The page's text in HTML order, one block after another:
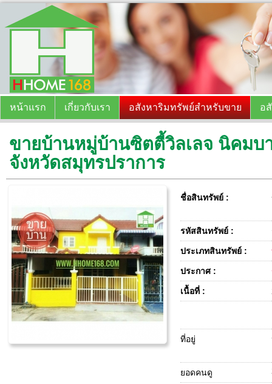
หน้าแรก เกี่ยวกับเรา อสังหาริมทรัพย์สำหรับขาย อ
ขายบ้านหมู่บ้านซิตตี้วิลเลจ นิคมบา
จังหวัดสมุทรปราการ
ชื่อสินทรัพย์ :
รหัสสินทรัพย์ :
ประเภทสินทรัพย์ :
ประกาศ :
เนื้อที่ :
ที่อยู่
ยอดคนดู